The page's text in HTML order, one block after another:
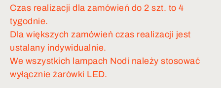
Czas realizacji dla zamówień do 2 szt. to 4
tygodnie.
Dla większych zamówień czas realizacji jest
ustalany indywidualnie.
We wszystkich lampach Nodi należy stosować
wyłącznie żarówki LED.